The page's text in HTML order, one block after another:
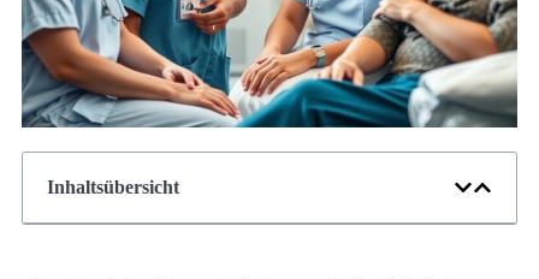
Inhaltsübersicht